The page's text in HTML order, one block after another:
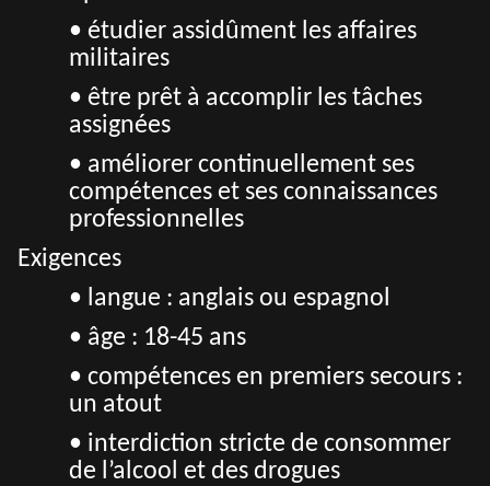
• étudier assidûment les affaires
militaires
• être prêt à accomplir les tâches
assignées
• améliorer continuellement ses
compétences et ses connaissances
professionnelles
Exigences
• langue : anglais ou espagnol
• âge : 18-45 ans
• compétences en premiers secours :
un atout
• interdiction stricte de consommer
de l’alcool et des drogues